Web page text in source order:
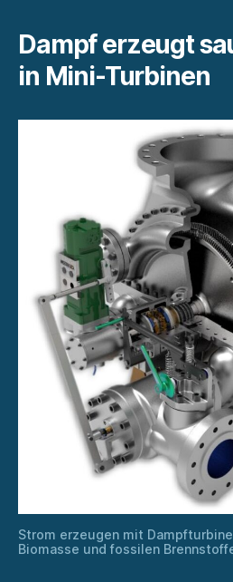
Dampf erzeugt
in Mini-Turbinen
Strom erzeugen mit
Biomasse und fossilen